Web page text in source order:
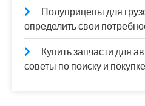
Полуприцепы для
определить свои
Купить запчасти для
советы по поиску и покупке